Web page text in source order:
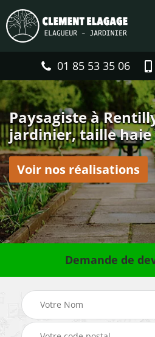
01 85 53 35 06
Paysagiste à
jardinier, taille haie
Voir nos réalisations
Demande de